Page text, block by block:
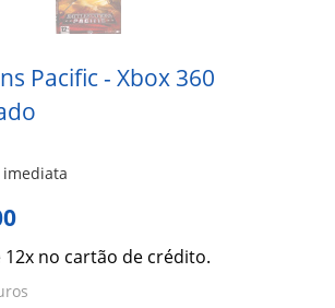
Pacific - Xbox 360
12x no cartão de crédito.